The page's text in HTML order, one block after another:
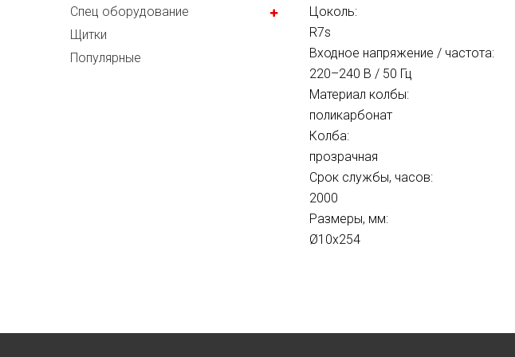
Спец оборудование
Щитки
Популярные
Цоколь:
R7s
Входное напряжение / частота:
220–240 В / 50 Гц
Материал колбы:
поликарбонат
Колба:
прозрачная
Срок службы, часов:
2000
Размеры, мм:
Ø10х254